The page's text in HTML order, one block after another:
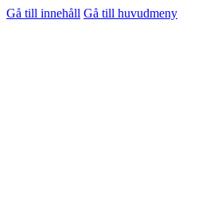
Gå till innehåll Gå till huvudmeny